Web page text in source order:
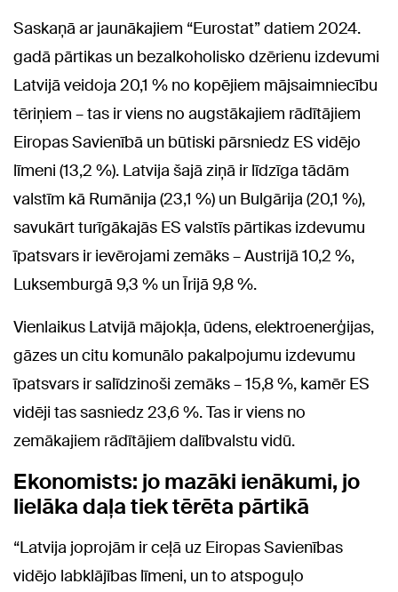
Saskaņā ar jaunākajiem “Eurostat” datiem 2024.
gadā pārtikas un bezalkoholisko dzērienu izdevumi
Latvijā veidoja 20,1 % no kopējiem mājsaimniecību
tēriņiem – tas ir viens no augstākajiem rādītājiem
Eiropas Savienībā un būtiski pārsniedz ES vidējo
līmeni (13,2 %). Latvija šajā ziņā ir līdzīga tādām
valstīm kā Rumānija (23,1 %) un Bulgārija (20,1 %),
savukārt turīgākajās ES valstīs pārtikas izdevumu
īpatsvars ir ievērojami zemāks – Austrijā 10,2 %,
Luksemburgā 9,3 % un Īrijā 9,8 %.
Vienlaikus Latvijā mājokļa, ūdens, elektroenerģijas,
gāzes un citu komunālo pakalpojumu izdevumu
īpatsvars ir salīdzinoši zemāks – 15,8 %, kamēr ES
vidēji tas sasniedz 23,6 %. Tas ir viens no
zemākajiem rādītājiem dalībvalstu vidū.
Ekonomists: jo mazāki ienākumi, jo
lielāka daļa tiek tērēta pārtikā
“Latvija joprojām ir ceļā uz Eiropas Savienības
vidējo labklājības līmeni, un to atspoguļo